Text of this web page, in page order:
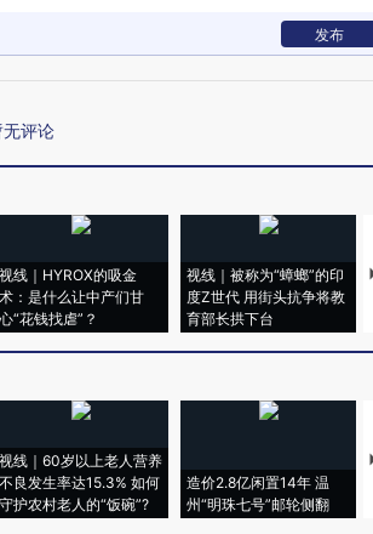
发布
评论
视线｜HYROX的吸金
术：是什么让中产们甘
心“花钱找虐”？
视线｜被称为“蟑螂”的印
度Z世代 用街头抗争将教
育部长拱下台
视线｜60岁以上老人营养
不良发生率达15.3% 如何
守护农村老人的“饭碗”?
造价2.8亿闲置14年 温
州“明珠七号”邮轮侧翻